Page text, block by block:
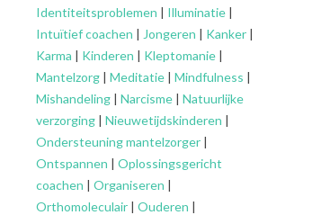
Identiteitsproblemen | Illuminatie |
Intuïtief coachen | Jongeren | Kanker |
Karma | Kinderen | Kleptomanie |
Mantelzorg | Meditatie | Mindfulness |
Mishandeling | Narcisme | Natuurlijke
verzorging | Nieuwetijdskinderen |
Ondersteuningmantelzorger |
Ontspannen | Oplossingsgericht
coachen | Organiseren |
Orthomoleculair | Ouderen |